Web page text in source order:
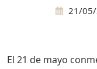
21/
El 21 de mayo